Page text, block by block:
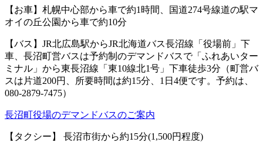
【お車】札幌中心部から車で約1時間、国道274号線道の駅マ
オイの丘公園から車で約10分
【バス】JR北広島駅からJR北海道バス長沼線「役場前」下
車、長沼町営バスは予約制のデマンドバスで「ふれあいター
ミナル」から東長沼線「東10線北1号」下車徒歩3分（町営バ
スは片道200円、所要時間は約15分、1日4便です。予約は、
080-2879-7475）
長沼町役場のデマンドバスのご案内
【タクシー】 長沼市街から約15分(1,500円程度)